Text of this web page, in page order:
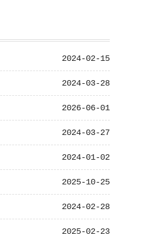
2024-02-15
2024-03-28
2026-06-01
2024-03-27
2024-01-02
2025-10-25
2024-02-28
2025-02-23